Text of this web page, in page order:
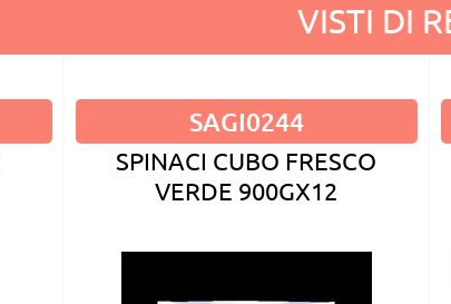
VISTI DI
SAGI0244
SPINACI CUBO FRESCO
VERDE 900GX12